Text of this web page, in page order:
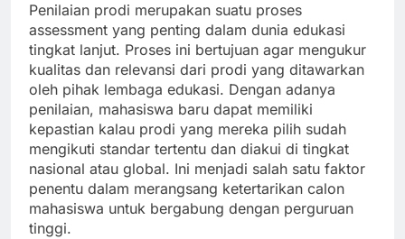
Penilaian prodi merupakan suatu proses
assessment yang penting dalam dunia edukasi
tingkat lanjut. Proses ini bertujuan agar mengukur
kualitas dan relevansi dari prodi yang ditawarkan
oleh pihak lembaga edukasi. Dengan adanya
penilaian, mahasiswa baru dapat memiliki
kepastian kalau prodi yang mereka pilih sudah
mengikuti standar tertentu dan diakui di tingkat
nasional atau global. Ini menjadi salah satu faktor
penentu dalam merangsang ketertarikan calon
mahasiswa untuk bergabung dengan perguruan
tinggi.